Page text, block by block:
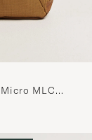
MLC